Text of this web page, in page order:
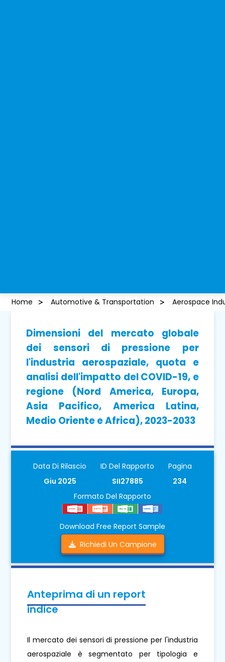
Home Automotive & Transportation Aerospace
Dimensioni del mercato globale
dei sensori di pressione per
l'industria aerospaziale, quota e
analisi dell'impatto del COVID-19, e
regione (Nord America, Europa,
Asia Pacifico, America Latina,
Medio Oriente e Africa), 2023-2033
Data Di Rilascio
Giu 2025
ID Del Rapporto
SII27885
Pagina
234
Formato Del Rapporto
Download Free Report Sample
Richiedi Un Campione
Anteprima di un report
indice
Il mercato dei sensori di pressione per l'industria
aerospaziale è segmentato per tipologia e